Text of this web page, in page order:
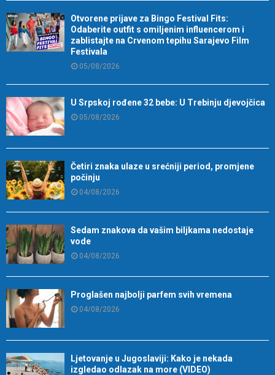
Otvorene prijave za Bingo Festival Fits:
Odaberite outfit s omiljenim influencerom i
zablistajte na Crvenom tepihu Sarajevo Film
Festivala
05/08/2026
U Srpskoj rođene 32 bebe: U Trebinju djevojčica
05/08/2026
Četiri znaka ulaze u srećniji period, promjene
počinju
04/08/2026
Sedam znakova da vašim biljkama nedostaje
vode
04/08/2026
Proglašen najbolji parfem svih vremena
04/08/2026
Ljetovanje u Jugoslaviji: Kako je nekada
izgledao odlazak na more (VIDEO)